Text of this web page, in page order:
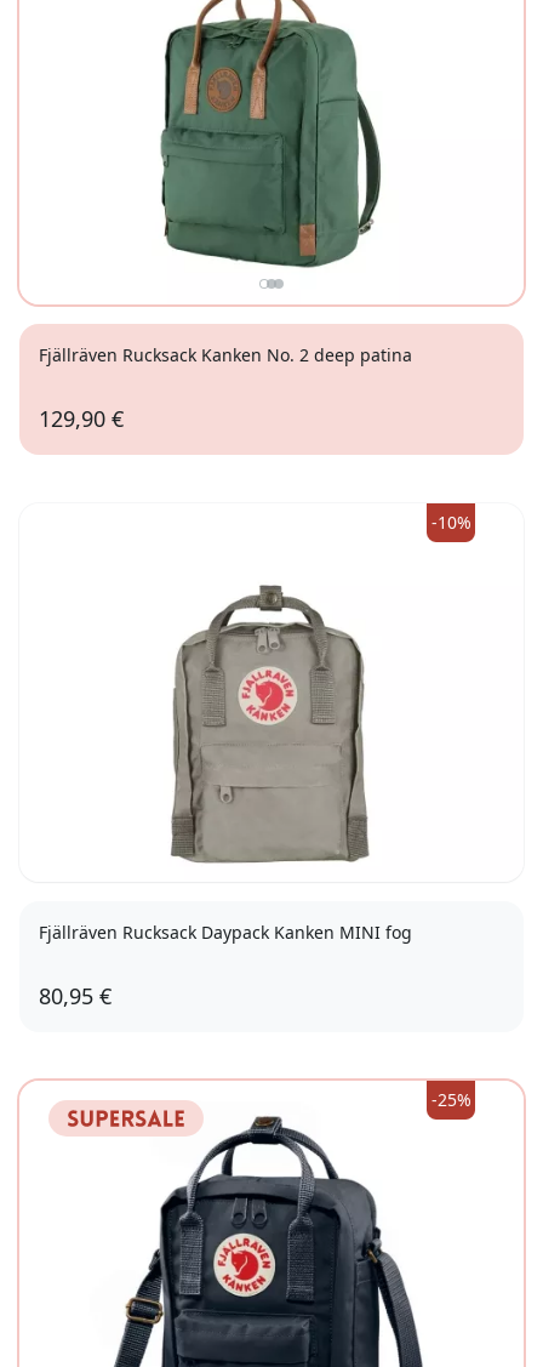
Fjällräven Rucksack Kanken No. 2 deep patina
129,90 €
-10%
Fjällräven Rucksack Daypack Kanken MINI fog
80,95 €
-25%